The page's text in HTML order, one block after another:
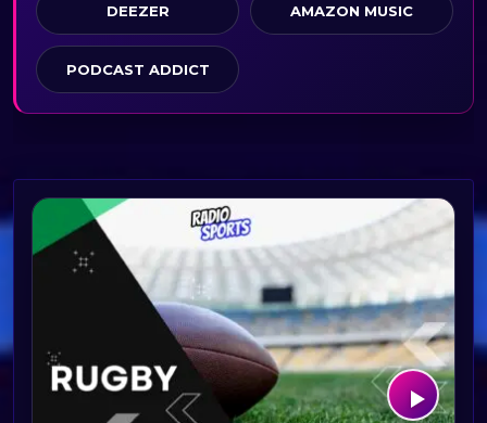
DEEZER AMAZON MUSIC
PODCAST ADDICT